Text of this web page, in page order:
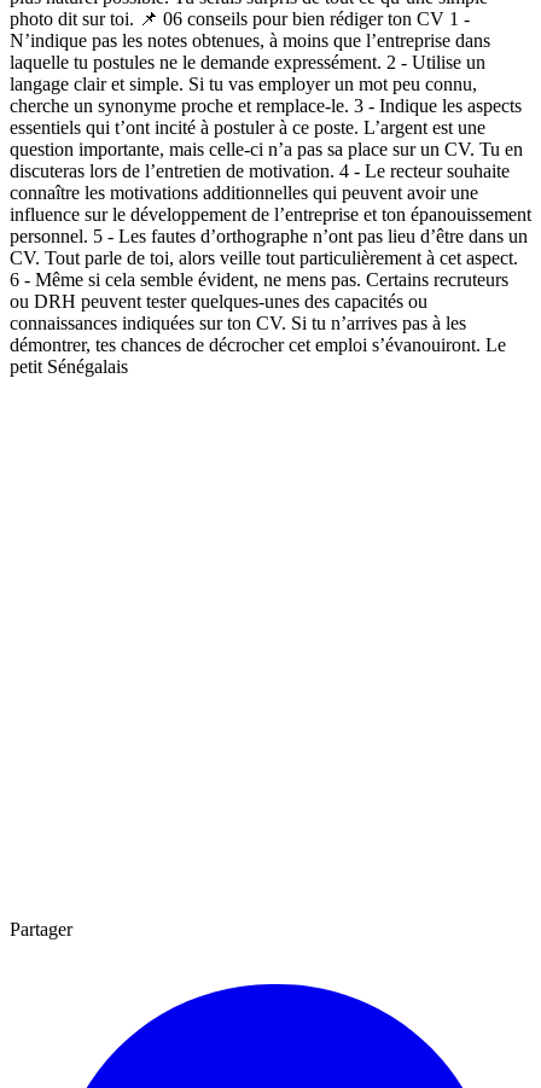
photo dit sur toi. 📌 06 conseils pour bien rédiger ton CV 1 -
N’indique pas les notes obtenues, à moins que l’entreprise dans
laquelle tu postules ne le demande expressément. 2 - Utilise un
langage clair et simple. Si tu vas employer un mot peu connu,
cherche un synonyme proche et remplace-le. 3 - Indique les aspects
essentiels qui t’ont incité à postuler à ce poste. L’argent est une
question importante, mais celle-ci n’a pas sa place sur un CV. Tu en
discuteras lors de l’entretien de motivation. 4 - Le recteur souhaite
connaître les motivations additionnelles qui peuvent avoir une
influence sur le développement de l’entreprise et ton épanouissement
personnel. 5 - Les fautes d’orthographe n’ont pas lieu d’être dans un
CV. Tout parle de toi, alors veille tout particulièrement à cet aspect.
6 - Même si cela semble évident, ne mens pas. Certains recruteurs
ou DRH peuvent tester quelques-unes des capacités ou
connaissances indiquées sur ton CV. Si tu n’arrives pas à les
démontrer, tes chances de décrocher cet emploi s’évanouiront. Le
petit Sénégalais
Partager